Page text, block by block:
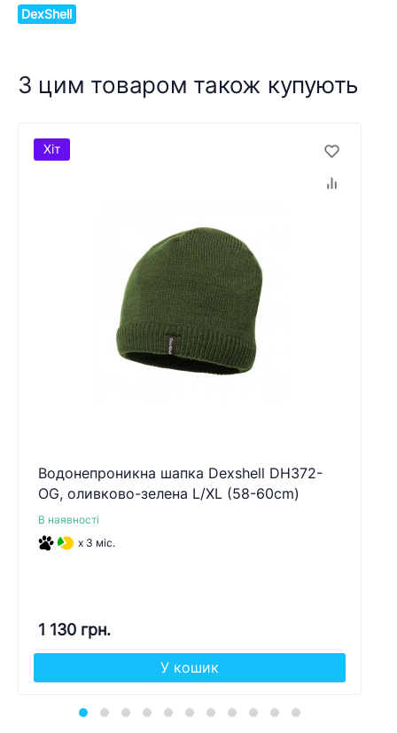
DexShell
З цим товаром також купують
Водонепроникна шапка Dexshell DH372-
OG, оливково-зелена L/XL (58-60cm)
В наявності
x 3 міс.
1 130 грн.
У кошик
Хіт